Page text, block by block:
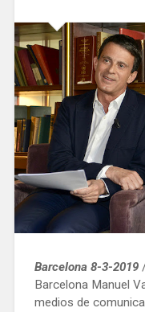
Barcelona 8-3-2019/
Barcelona Manuel
medios de